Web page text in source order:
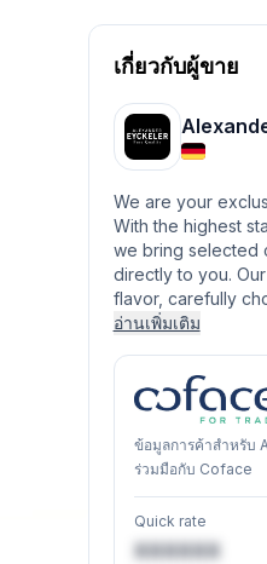
เกี่ยวกับผู้ขาย
We are your
With the highest
we bring selected
directly to you.
flavor, carefully
อ่านเพิ่มเติม
ข้อมูลการค้าสำหรับ
ร่วมมือกับ Coface
Quick rate
XXXXXX